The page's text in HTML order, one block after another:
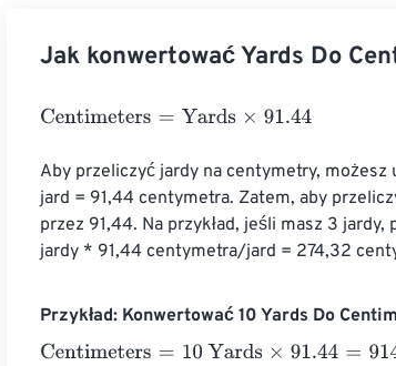
Jak konwertować Yards Do
Centimeters= Yards×91.44
Aby przeliczyć jardy na centymetry, możesz
jard = 91,44 centymetra. Zatem, aby
przez 91,44. Na przykład, jeśli masz 3
jardy * 91,44 centymetra/jard = 274,32
Przykład: Konwertować 10 Yards Do
Centimeters= 10 Yards×91.44= 914.4